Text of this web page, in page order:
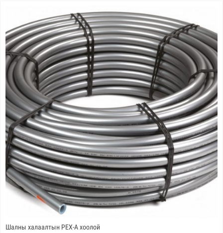
Шалны халаалтын PEX-A хоолой